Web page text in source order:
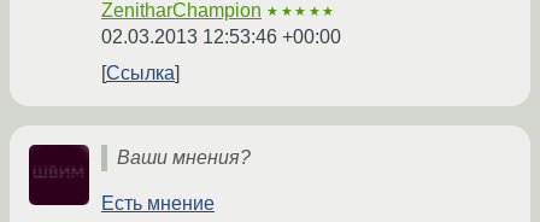
ZenitharChampion ★★★★★
02.03.2013 12:53:46 +00:00
Ссылка
Ваши мнения?
Есть мнение